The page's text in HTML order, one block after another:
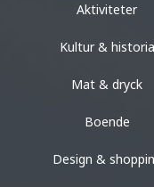
Aktiviteter
Kultur & historia
Mat & dryck
Boende
Design &